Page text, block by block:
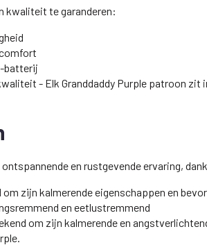
kwaliteit te garanderen:
batterij
- Elk Granddaddy Purple patroon zit
en rustgevende ervaring,
zijn kalmerende eigenschappen en
en eetlustremmend
om zijn kalmerende en